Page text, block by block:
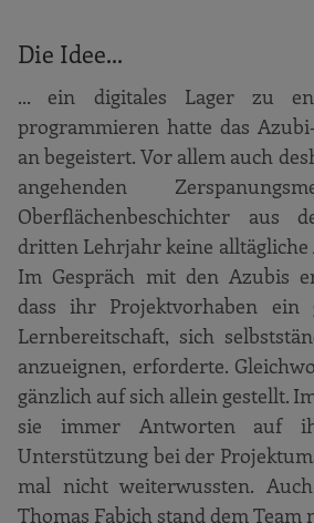
Die Idee...
... ein digitales Lager zu
programmieren hatte das
an begeistert. Vor allem auch
angehenden
Oberflächenbeschichter aus
dritten Lehrjahr keine alltägliche
Im Gespräch mit den Azubis
dass ihr Projektvorhaben ein
Lernbereitschaft, sich
anzueignen, erforderte.
gänzlich auf sich allein gestellt.
sie immer Antworten auf
Unterstützung bei der
mal nicht weiterwussten.
Thomas Fabich stand dem Team